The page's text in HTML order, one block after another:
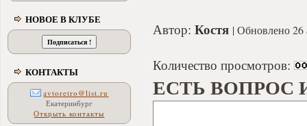
НОВОЕ В КЛУБЕ
КОНТАКТЫ
avtoretro@list.ru
Екатеринбург
Открыть контакты
Автор: Костя Обновлено 26
Количество просмотров:
ЕСТЬ ВОПРОС